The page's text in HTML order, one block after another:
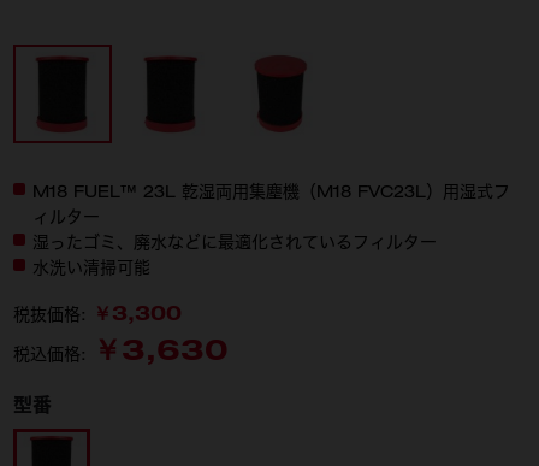
M18 FUEL™ 23L 乾湿両用集塵機（M18 FVC23L）用湿式フ
ィルター
湿ったゴミ、廃水などに最適化されているフィルター
水洗い清掃可能
税抜価格: ￥3,300
税込価格: ￥3,630
型番
49-90-1990